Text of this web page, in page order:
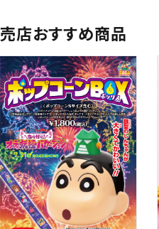
売店おすすめ商品